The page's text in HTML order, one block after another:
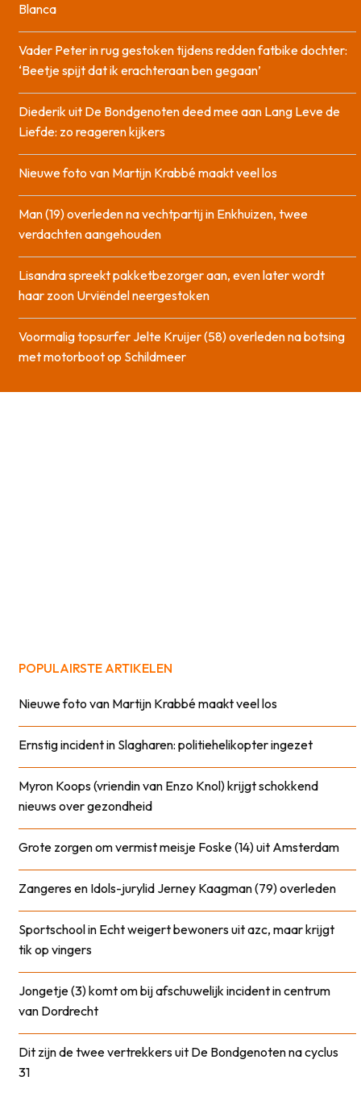
Blanca
Vader Peter in rug gestoken tijdens redden fatbike dochter:
‘Beetje spijt dat ik erachteraan ben gegaan’
Diederik uit De Bondgenoten deed mee aan Lang Leve de
Liefde: zo reageren kijkers
Nieuwe foto van Martijn Krabbé maakt veel los
Man (19) overleden na vechtpartij in Enkhuizen, twee
verdachten aangehouden
Lisandra spreekt pakketbezorger aan, even later wordt
haar zoon Urviëndel neergestoken
Voormalig topsurfer Jelte Kruijer (58) overleden na botsing
met motorboot op Schildmeer
POPULAIRSTE ARTIKELEN
Nieuwe foto van Martijn Krabbé maakt veel los
Ernstig incident in Slagharen: politiehelikopter ingezet
Myron Koops (vriendin van Enzo Knol) krijgt schokkend
nieuws over gezondheid
Grote zorgen om vermist meisje Foske (14) uit Amsterdam
Zangeres en Idols-jurylid Jerney Kaagman (79) overleden
Sportschool in Echt weigert bewoners uit azc, maar krijgt
tik op vingers
Jongetje (3) komt om bij afschuwelijk incident in centrum
van Dordrecht
Dit zijn de twee vertrekkers uit De Bondgenoten na cyclus
31